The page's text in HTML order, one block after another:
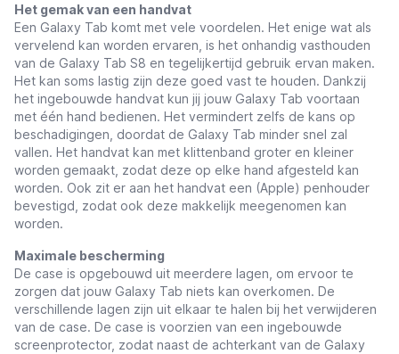
Het gemak van een handvat
Een Galaxy Tab komt met vele voordelen. Het enige wat als
vervelend kan worden ervaren, is het onhandig vasthouden
van de Galaxy Tab S8 en tegelijkertijd gebruik ervan maken.
Het kan soms lastig zijn deze goed vast te houden. Dankzij
het ingebouwde handvat kun jij jouw Galaxy Tab voortaan
met één hand bedienen. Het vermindert zelfs de kans op
beschadigingen, doordat de Galaxy Tab minder snel zal
vallen. Het handvat kan met klittenband groter en kleiner
worden gemaakt, zodat deze op elke hand afgesteld kan
worden. Ook zit er aan het handvat een (Apple) penhouder
bevestigd, zodat ook deze makkelijk meegenomen kan
worden.
Maximale bescherming
De case is opgebouwd uit meerdere lagen, om ervoor te
zorgen dat jouw Galaxy Tab niets kan overkomen. De
verschillende lagen zijn uit elkaar te halen bij het verwijderen
van de case. De case is voorzien van een ingebouwde
screenprotector, zodat naast de achterkant van de Galaxy